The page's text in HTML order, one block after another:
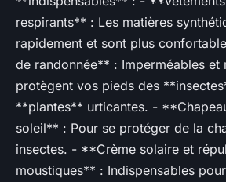
respirants** : Les matières
rapidement et sont plus
de randonnée** : Imperméables et
protègent vos pieds des
**plantes** urticantes. -
soleil** : Pour se protéger de la
insectes. - **Crème solaire et
moustiques** : Indispensables